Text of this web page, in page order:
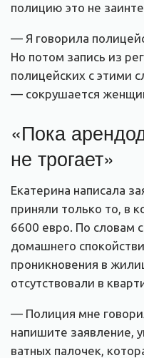
полицию это не
— Я говорила
Но потом запись из
полицейских с этими
— сокрушается
«Пока
не трогает»
Екатерина написала
приняли только то, в
6600 евро. По словам
домашнего
проникновения в
отсутствовали в
— Полиция мне
напишите заявление,
ватных палочек,